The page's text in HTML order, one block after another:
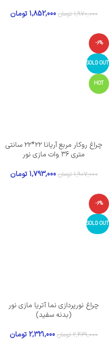
1,970,000 تومان 1,852,000 تومان
-6%
SOLD OUT
HOT
چراغ روکار مربع آریانا ۲۲*۲۲ سانتی
متری ۳۶ وات مازی نور
1,907,000 تومان 1,793,000 تومان
-6%
SOLD OUT
چراغ نورپردازی نما آتریا مازی نور
(بدنه سفید)
2,469,000 تومان 2,321,000تومان